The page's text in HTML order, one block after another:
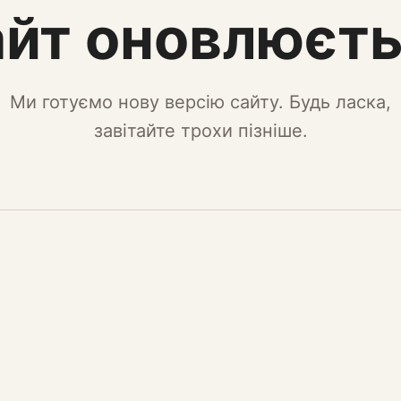
Ми готуємо нову версію сайту. Будь ласка,
завітайте трохи пізніше.